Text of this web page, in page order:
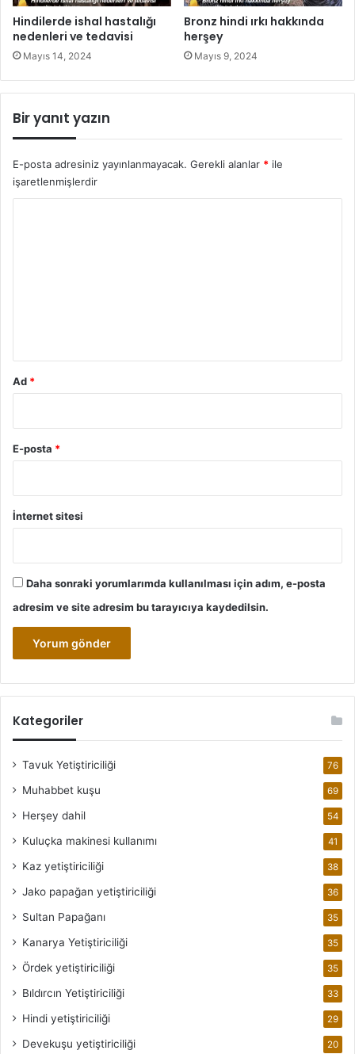
Hindilerde ishal hastalığı
nedenleri ve tedavisi
Mayıs 14, 2024
Bronz hindi ırkı hakkında
herşey
Mayıs 9, 2024
Bir yanıt yazın
E-posta adresiniz yayınlanmayacak. Gerekli alanlar * ile
işaretlenmişlerdir
Ad *
E-posta *
İnternet sitesi
Daha sonraki yorumlarımda kullanılması için adım, e-posta
adresim ve site adresim bu tarayıcıya kaydedilsin.
Kategoriler
Tavuk Yetiştiriciliği 76
Muhabbet kuşu 69
Herşey dahil 54
Kuluçka makinesi kullanımı 41
Kaz yetiştiriciliği 38
Jako papağan yetiştiriciliği 36
Sultan Papağanı 35
Kanarya Yetiştiriciliği 35
Ördek yetiştiriciliği 35
Bıldırcın Yetiştiriciliği 33
Hindi yetiştiriciliği 29
Devekuşu yetiştiriciliği 20